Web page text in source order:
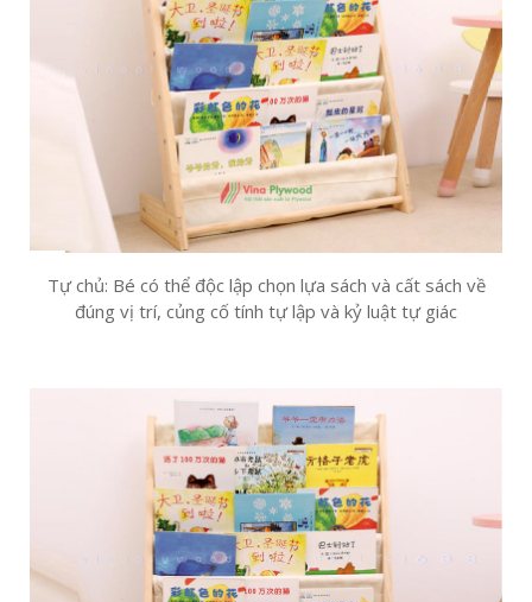
Tự chủ: Bé có thể độc lập chọn lựa sách và cất sách về
đúng vị trí, củng cố tính tự lập và kỷ luật tự giác